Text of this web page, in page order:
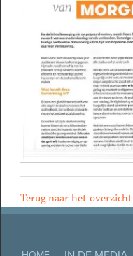
Terug naar het overzicht